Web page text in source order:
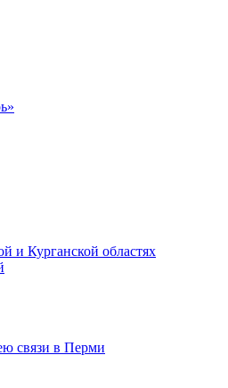
и Курганской областях
связи в Перми